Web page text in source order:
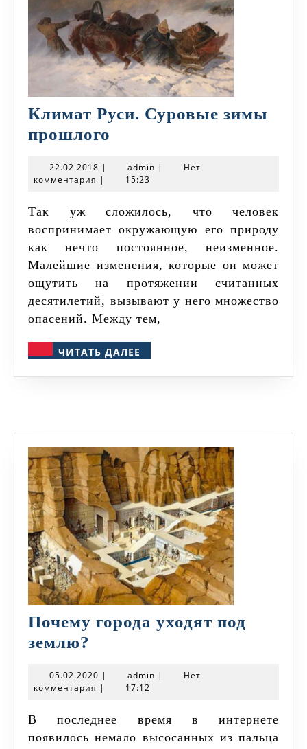
Климат Руси. Суровые зимы
прошлого
Суровые
прошлого
22.02.2018 22.02.2018
| admin admin
|
Нет
комментария | 15:23
Так уж сложилось, что человек
воспринимает окружающую его природу
как нечто постоянное, неизменное.
Малейшие изменения, которые он может
ощутить на протяжении считанных
десятилетий, вызывают у него множество
опасений. Между тем,
ЧИТАТЬ ДАЛЕЕ
ДАЛЕЕ
Почему города уходят под
землю?
уходят
землю?
05.02.2020 05.02.2020
| admin admin
|
Нет
комментария | 17:12
В последнее время в интернете
появилось немало высосанных из пальца